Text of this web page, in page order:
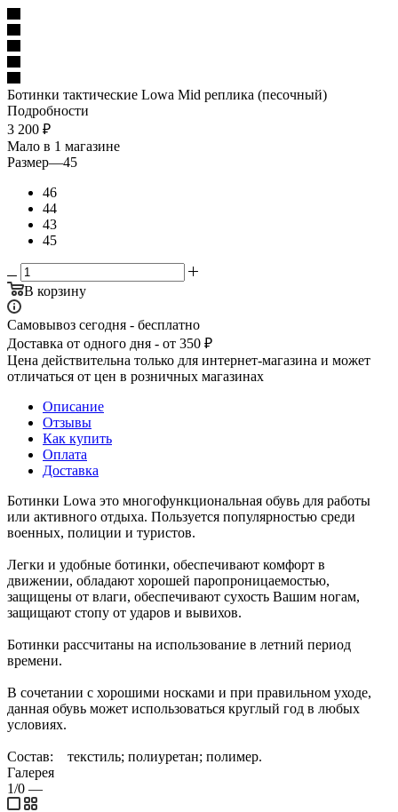
Ботинки тактические Lowa Mid реплика (песочный)
Подробности
3 200 ₽
Мало в 1 магазине
Размер—45
46
44
43
45
В корзину
Самовывоз сегодня - бесплатно
Доставка от одного дня - от 350 ₽
Цена действительна только для интернет-магазина и может
отличаться от цен в розничных магазинах
Описание
Отзывы
Как купить
Оплата
Доставка
Ботинки Lowa это многофункциональная обувь для работы
или активного отдыха. Пользуется популярностью среди
военных, полиции и туристов.
Легки и удобные ботинки, обеспечивают комфорт в
движении, обладают хорошей паропроницаемостью,
защищены от влаги, обеспечивают сухость Вашим ногам,
защищают стопу от ударов и вывихов.
Ботинки рассчитаны на использование в летний период
времени.
В сочетании с хорошими носками и при правильном уходе,
данная обувь может использоваться круглый год в любых
условиях.
Состав: текстиль; полиуретан; полимер.
Галерея
1/0 —